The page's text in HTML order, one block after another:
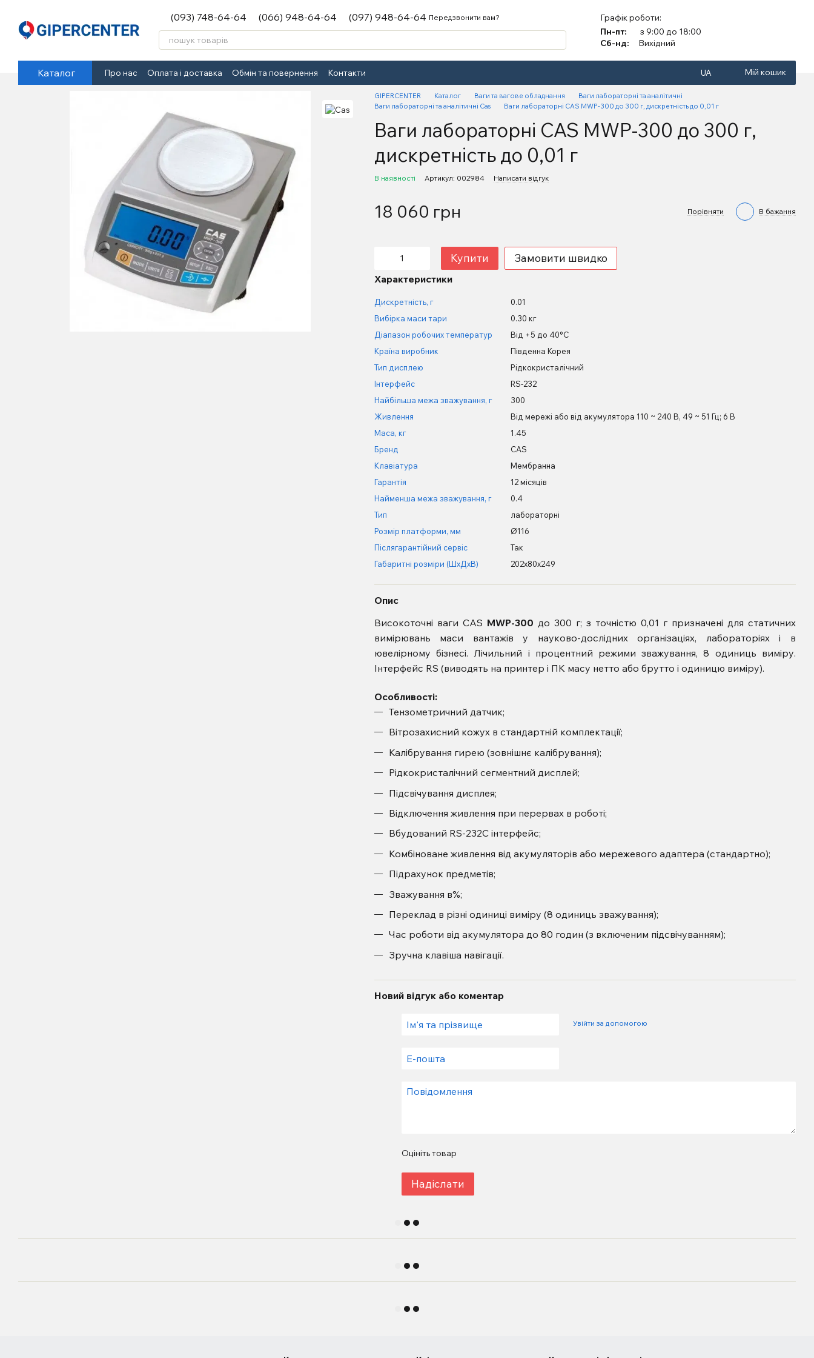
(093) 748-64-64 (066) 948-64-64 (097) 948-64-64 Передзвонити вам?
Графік роботи:
Пн-пт:
з 9:00 до 18:00
Сб-нд:
Вихідний
Каталог Про нас Оплата і доставка Обмін та повернення Контакти UA Мій кошик
GIPERCENTER Каталог Ваги та вагове обладнання
Ваги лабораторні та аналітичні
Ваги лабораторні та аналітичні Cas
Ваги лабораторні CAS MWP-300 до 300 г, дискретність до 0,01 г
Ваги лабораторні CAS MWP-300 до 300 г,
дискретність до 0,01 г
В наявності Артикул: 002984 Написати відгук
18 060 грн Порівняти В бажання
Купити Замовити швидко
Характеристики
Дискретність, г
0.01
Вибірка маси тари
0.30 кг
Діапазон робочих температур
Від +5 до 40°С
Країна виробник
Південна Корея
Тип дисплею
Рідкокристалічний
Інтерфейс
RS-232
Найбільша межа зважування, г
300
Живлення
Від мережі або від акумулятора 110 ~ 240 В, 49 ~ 51 Гц; 6 В
Маса, кг
1.45
Бренд
CAS
Клавіатура
Мембранна
Гарантія
12 місяців
Найменша межа зважування, г
0.4
Тип
лабораторні
Розмір платформи, мм
Ø116
Післягарантійний сервіс
Так
Габаритні розміри (ШхДхВ)
202x80x249
Опис
Високоточні ваги CAS MWP-300 до 300 г; з точністю 0,01 г призначені для статичних
вимірювань маси вантажів у науково-дослідних організаціях, лабораторіях і в
ювелірному бізнесі. Лічильний і процентний режими зважування, 8 одиниць виміру.
Інтерфейс RS (виводять на принтер і ПК масу нетто або брутто і одиницю виміру).
Особливості:
Тензометричний датчик;
Вітрозахисний кожух в стандартній комплектації;
Калібрування гирею (зовнішнє калібрування);
Рідкокристалічний сегментний дисплей;
Підсвічування дисплея;
Відключення живлення при перервах в роботі;
Вбудований RS-232C інтерфейс;
Комбіноване живлення від акумуляторів або мережевого адаптера (стандартно);
Підрахунок предметів;
Зважування в%;
Переклад в різні одиниці виміру (8 одиниць зважування);
Час роботи від акумулятора до 80 годин (з включеним підсвічуванням);
Зручна клавіша навігації.
Новий відгук або коментар
Увійти за допомогою
Оцініть товар
Надіслати